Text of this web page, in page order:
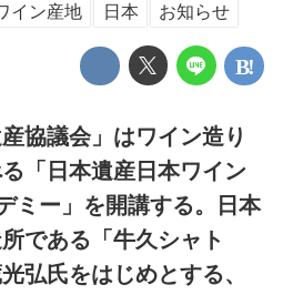
イン産地 日本 お知らせ
協議会」はワイン造り
「日本遺産日本ワイン
ミー」を開講する。日本
である「牛久シャト
弘氏をはじめとする、